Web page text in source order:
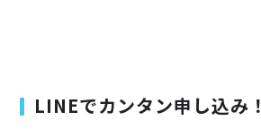
LINEでカンタン申し込み！